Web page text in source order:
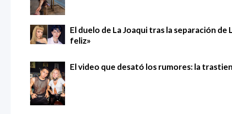
El duelo de La Joaqui tras la separación
feliz»
El video que desató los rumores: la